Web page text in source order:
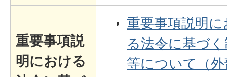
重要事項説
明における
重要事項説明に
る法令に基づ
等について（